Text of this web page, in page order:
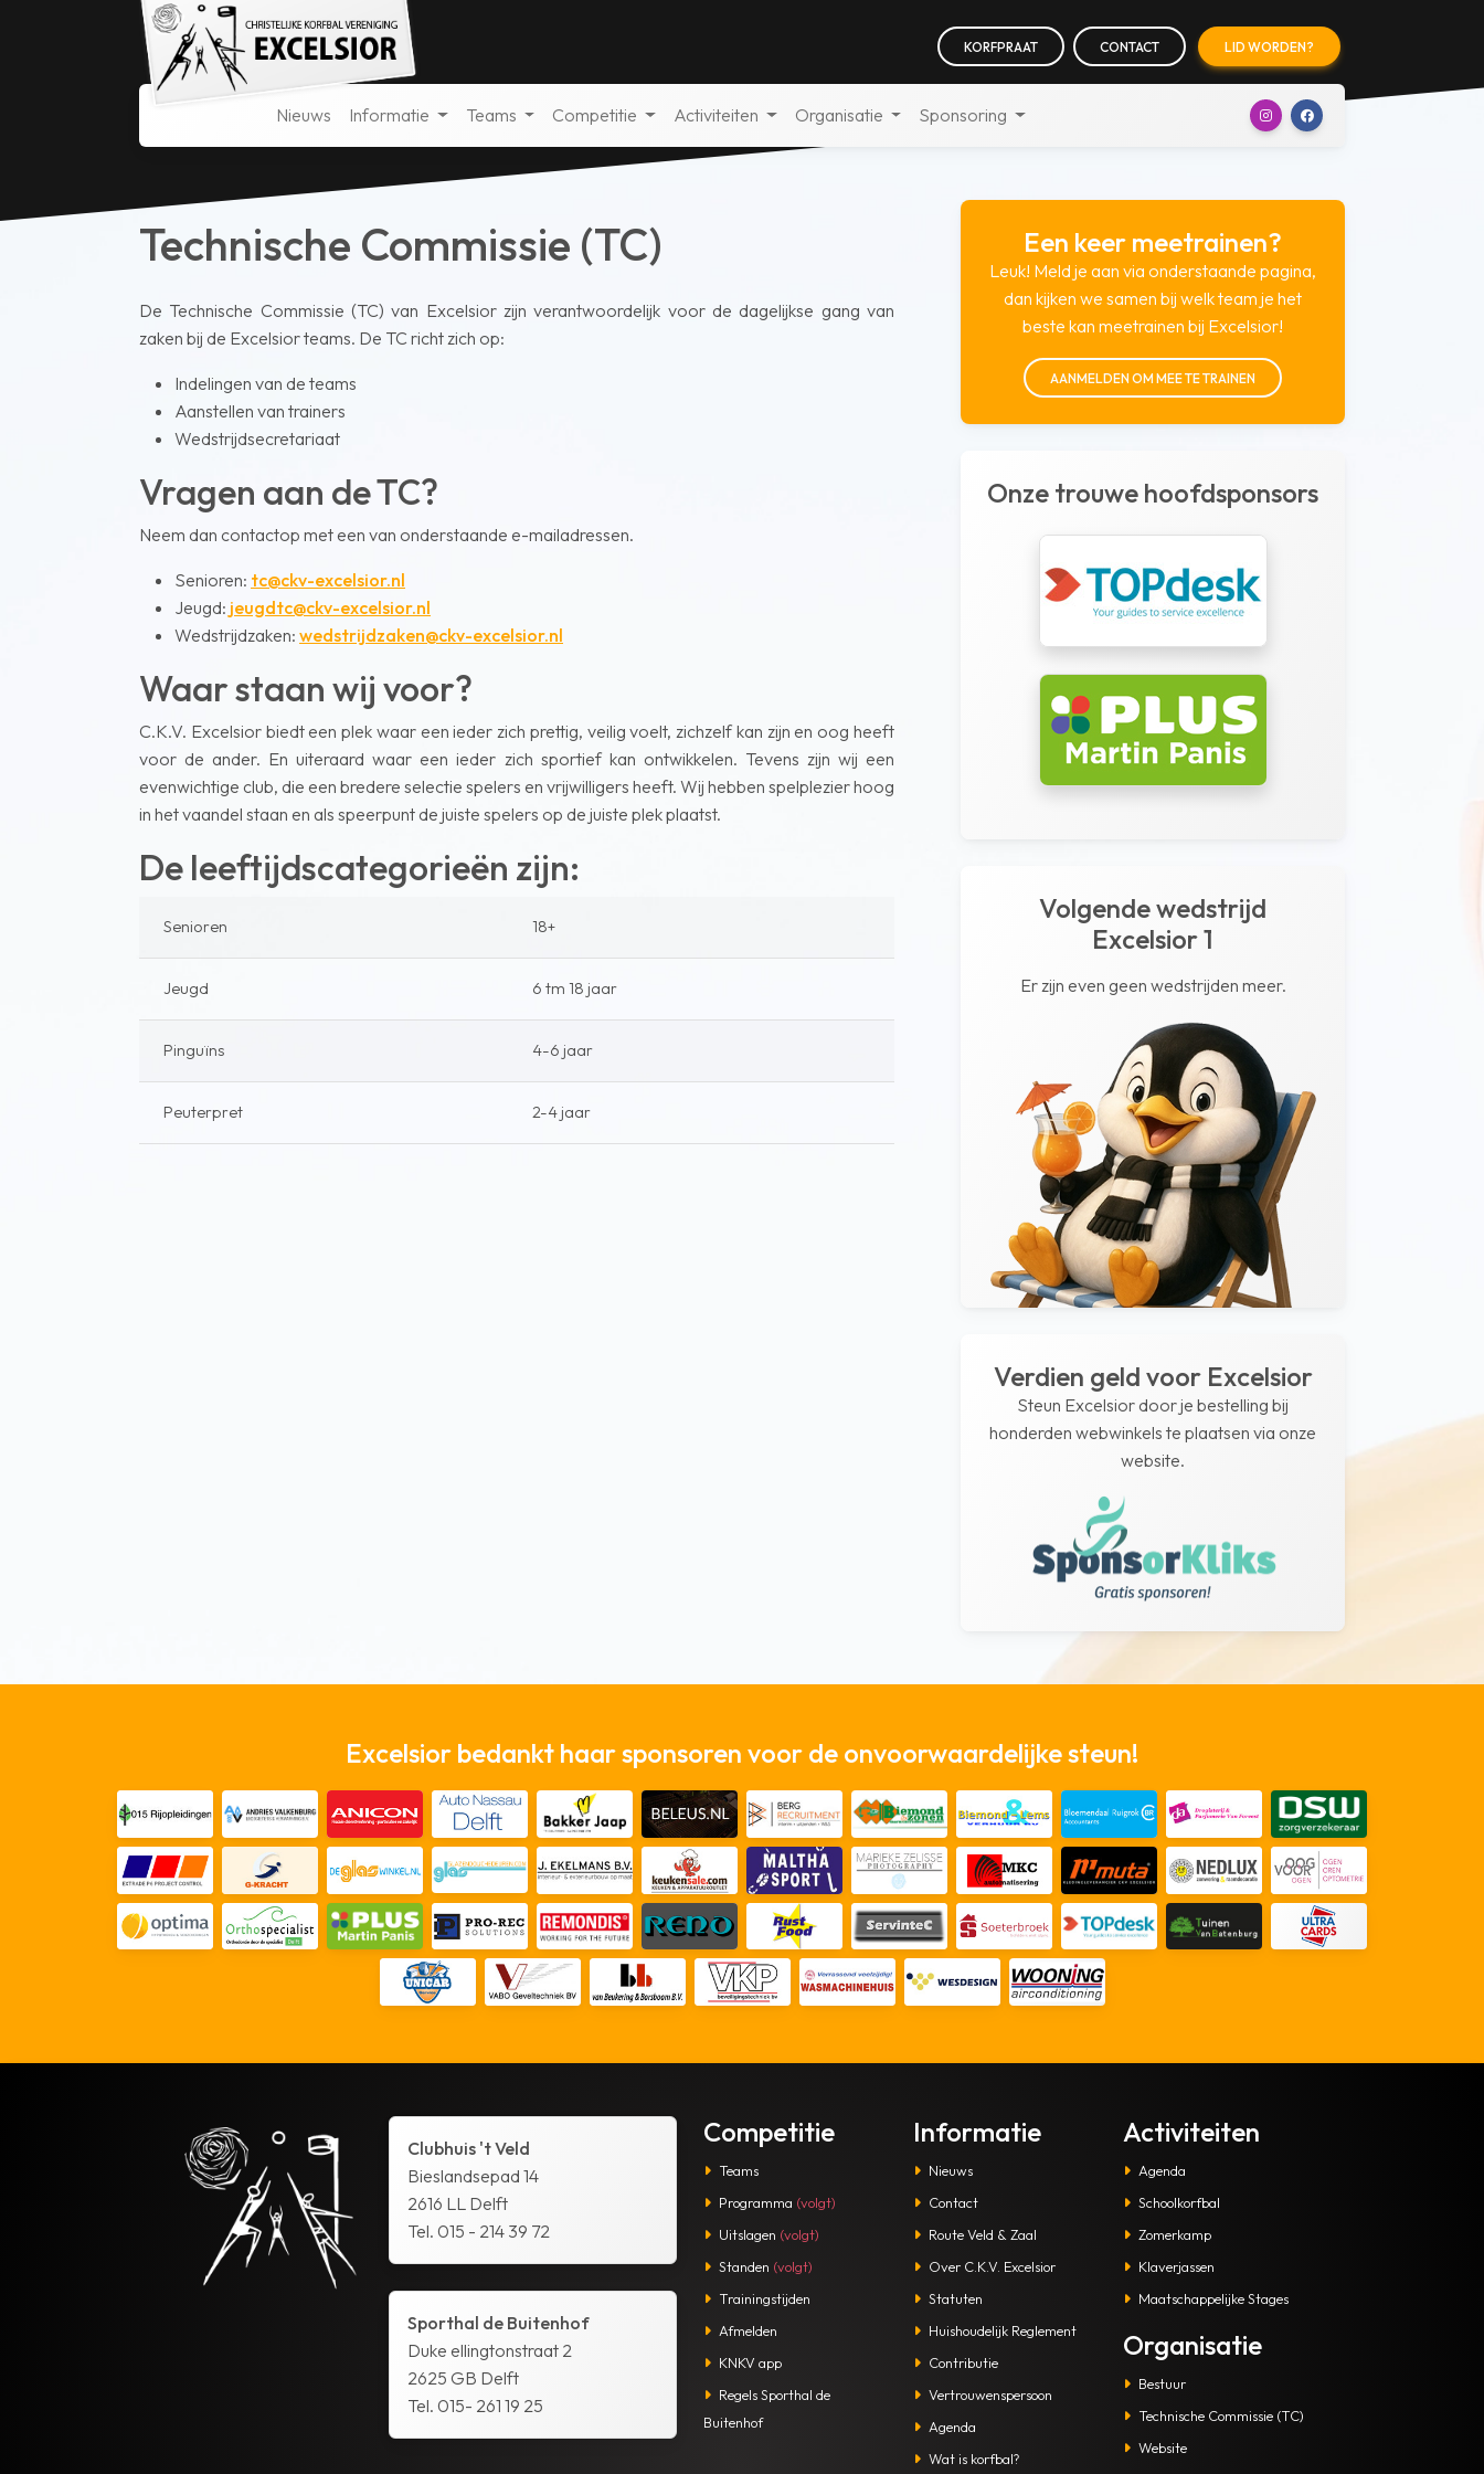
KORFPRAAT CONTACT LID WORDEN?
Nieuws Informatie Teams Competitie Activiteiten Organisatie Sponsoring
Technische Commissie (TC)
De Technische Commissie (TC) van Excelsior zijn verantwoordelijk voor de dagelijkse gang van
zaken bij de Excelsior teams. De TC richt zich op:
Indelingen van de teams
Aanstellen van trainers
Wedstrijdsecretariaat
Vragen aan de TC?
Neem dan contactop met een van onderstaande e-mailadressen.
Senioren: tc@ckv-excelsior.nl
Jeugd: jeugdtc@ckv-excelsior.nl
Wedstrijdzaken: wedstrijdzaken@ckv-excelsior.nl
Waar staan wij voor?
C.K.V. Excelsior biedt een plek waar een ieder zich prettig, veilig voelt, zichzelf kan zijn en oog heeft
voor de ander. En uiteraard waar een ieder zich sportief kan ontwikkelen. Tevens zijn wij een
evenwichtige club, die een bredere selectie spelers en vrijwilligers heeft. Wij hebben spelplezier hoog
in het vaandel staan en als speerpunt de juiste spelers op de juiste plek plaatst.
De leeftijdscategorieën zijn:
Senioren 18+
Jeugd 6 tm 18 jaar
Pinguïns 4-6 jaar
Peuterpret 2-4 jaar
Een keer meetrainen?
Leuk! Meld je aan via onderstaande pagina,
dan kijken we samen bij welk team je het
beste kan meetrainen bij Excelsior!
AANMELDEN OM MEE TE TRAINEN
Onze trouwe hoofdsponsors
Volgende wedstrijd
Excelsior 1
Er zijn even geen wedstrijden meer.
Verdien geld voor Excelsior
Steun Excelsior door je bestelling bij
honderden webwinkels te plaatsen via onze
website.
Excelsior bedankt haar sponsoren voor de onvoorwaardelijke steun!
Clubhuis 't Veld
Bieslandsepad 14
2616 LL Delft
Tel. 015 - 214 39 72
Sporthal de Buitenhof
Duke ellingtonstraat 2
2625 GB Delft
Tel. 015- 261 19 25
Competitie
Teams
Programma (volgt)
Uitslagen (volgt)
Standen (volgt)
Trainingstijden
Afmelden
KNKV app
Regels Sporthal de
Buitenhof
Informatie
Nieuws
Contact
Route Veld & Zaal
Over C.K.V. Excelsior
Statuten
Huishoudelijk Reglement
Contributie
Vertrouwenspersoon
Agenda
Wat is korfbal?
Activiteiten
Agenda
Schoolkorfbal
Zomerkamp
Klaverjassen
Maatschappelijke Stages
Organisatie
Bestuur
Technische Commissie (TC)
Website